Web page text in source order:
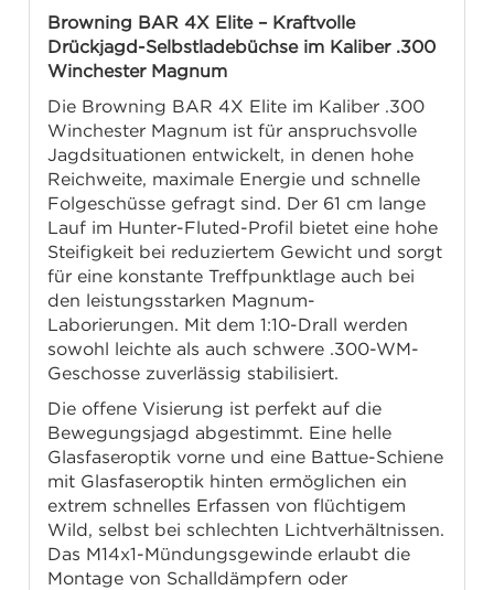
Browning BAR 4X Elite – Kraftvolle
Drückjagd-Selbstladebüchse im Kaliber .300
Winchester Magnum
Die Browning BAR 4X Elite im Kaliber .300
Winchester Magnum ist für anspruchsvolle
Jagdsituationen entwickelt, in denen hohe
Reichweite, maximale Energie und schnelle
Folgeschüsse gefragt sind. Der 61 cm lange
Lauf im Hunter-Fluted-Profil bietet eine hohe
Steifigkeit bei reduziertem Gewicht und sorgt
für eine konstante Treffpunktlage auch bei
den leistungsstarken Magnum-
Laborierungen. Mit dem 1:10-Drall werden
sowohl leichte als auch schwere .300-WM-
Geschosse zuverlässig stabilisiert.
Die offene Visierung ist perfekt auf die
Bewegungsjagd abgestimmt. Eine helle
Glasfaseroptik vorne und eine Battue-Schiene
mit Glasfaseroptik hinten ermöglichen ein
extrem schnelles Erfassen von flüchtigem
Wild, selbst bei schlechten Lichtverhältnissen.
Das M14x1-Mündungsgewinde erlaubt die
Montage von Schalldämpfern oder